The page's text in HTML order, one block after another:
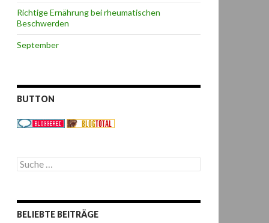
Richtige Ernährung bei rheumatischen
Beschwerden
September
BUTTON
S
u
e
n
BELIEBTE BEITRÄGE